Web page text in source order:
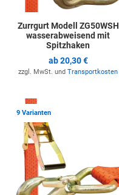
Zurrgurt Modell ZG50WSH
wasserabweisend mit
Spitzhaken
ab20,30 €
zzgl. MwSt. und Transportkosten
9 Varianten